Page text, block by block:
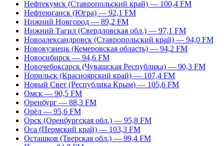
Нефтекумск (Ставропольский край) — 100,4 FM
Нефтеюганск (Югра) — 92,1 FM
Нижний Новгород — 89,2 FM
Нижний Тагил (Свердловская обл.) — 97,1 FM
Новоалександровск (Ставропольский край) — 94,0 FM
Новокузнецк (Кемеровская область) — 94,2 FM
Новосибирск — 94,6 FM
Новочебоксарск (Чувашская Республика) — 90,3 FM
Норильск (Красноярский край) — 107,4 FM
Новый Свет (Республика Крым) — 105,6 FM
Омск — 90,5 FM
Оренбург — 88,3 FM
Орёл — 95,6 FM
Орск (Оренбургская обл.) — 95,8 FM
Оса (Пермский край) — 103,3 FM
Осташков (Тверская обл.) — 99,4 FM